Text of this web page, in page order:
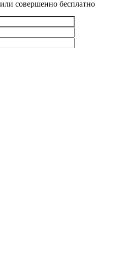
совершенно бесплатно